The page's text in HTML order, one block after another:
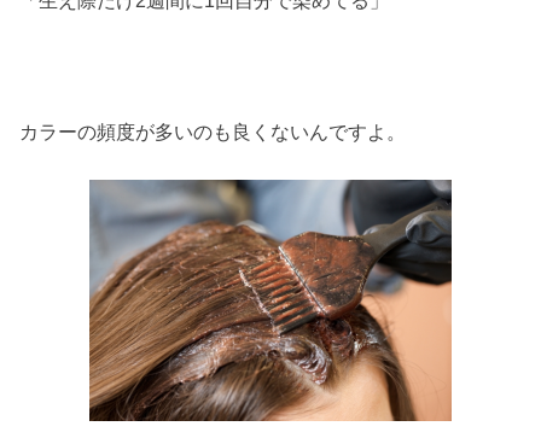
カラーの頻度が多いのも良くないんですよ。